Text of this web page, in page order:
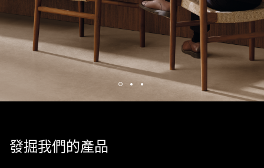
發掘我們的產品